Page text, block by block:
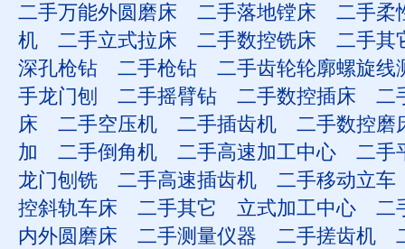
二手万能外圆磨床
二手落地镗床
二手柔
机
二手立式拉床 二手数控铣床
二手其
深孔枪钻
二手枪钻
二手齿轮轮廓螺旋线
手龙门刨
二手摇臂钻 二手数控插床
二
床
二手空压机 二手插齿机
二手数控磨
加
二手倒角机 二手高速加工中心
二手
龙门刨铣
二手高速插齿机
二手移动立车
控斜轨车床
二手其它 立式加工中心
二
内外圆磨床
二手测量仪器 二手搓齿机